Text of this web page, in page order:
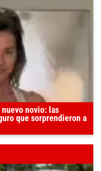
novio: las
que sorprendieron a